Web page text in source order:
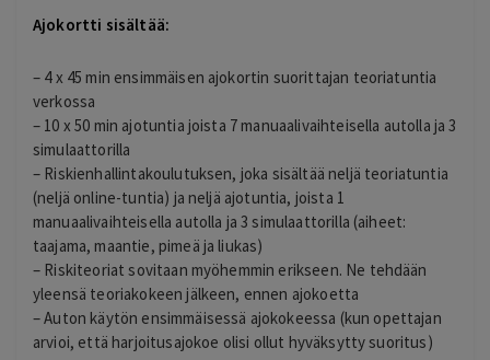
Ajokortti sisältää:
– 4 x 45 min ensimmäisen ajokortin suorittajan teoriatuntia
verkossa
– 10 x 50 min ajotuntia joista 7 manuaalivaihteisella autolla ja 3
simulaattorilla
– Riskienhallintakoulutuksen, joka sisältää neljä teoriatuntia
(neljä online-tuntia) ja neljä ajotuntia, joista 1
manuaalivaihteisella autolla ja 3 simulaattorilla (aiheet:
taajama, maantie, pimeä ja liukas)
– Riskiteoriat sovitaan myöhemmin erikseen. Ne tehdään
yleensä teoriakokeen jälkeen, ennen ajokoetta
– Auton käytön ensimmäisessä ajokokeessa (kun opettajan
arvioi, että harjoitusajokoe olisi ollut hyväksytty suoritus)